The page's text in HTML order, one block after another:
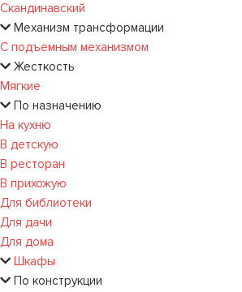
Скандинавский
Механизм трансформации
С подъемным механизмом
Жесткость
Мягкие
По назначению
На кухню
В детскую
В ресторан
В прихожую
Для библиотеки
Для дачи
Для дома
Шкафы
По конструкции